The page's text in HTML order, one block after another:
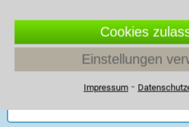
Vorname, Nachname
Telefon oder E-Mail
Cookies
Einstellungen
Impressum⁃